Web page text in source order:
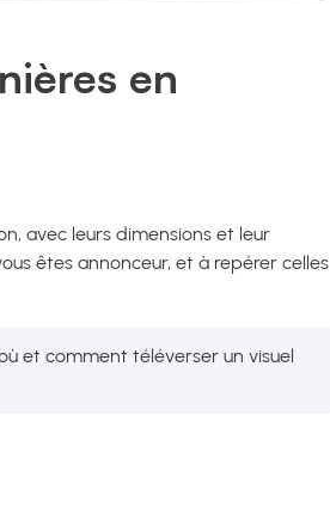
en
avec leurs dimensions et leur
êtes annonceur, et à repérer celles
et comment téléverser un visuel